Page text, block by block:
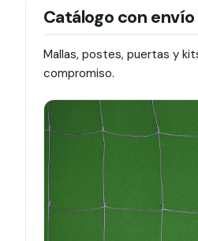
Catálogo con
Mallas, postes, puertas y
compromiso.